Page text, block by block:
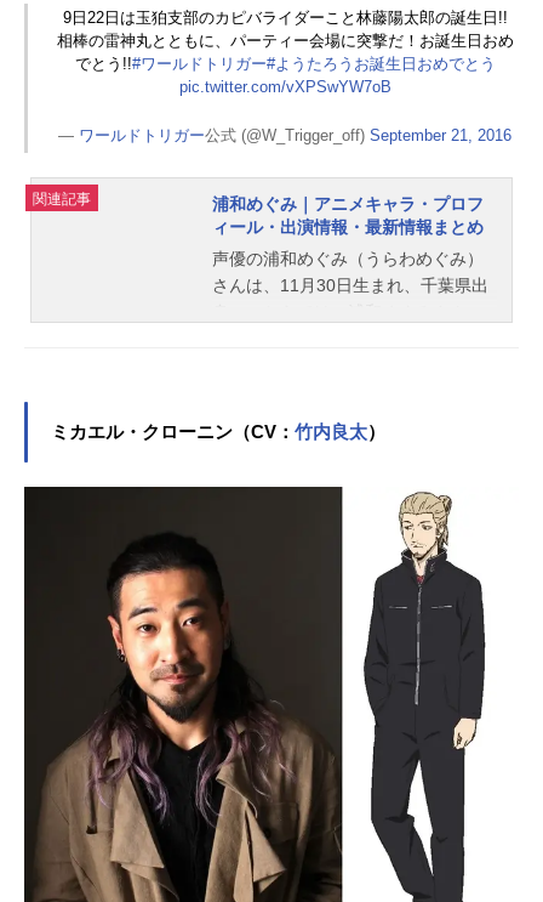
9日22日は玉狛支部のカピバライダーこと林藤陽太郎の誕生日!!
相棒の雷神丸とともに、パーティー会場に突撃だ！お誕生日おめ
でとう!!#ワールドトリガー#ようたろうお誕生日おめでとう
pic.twitter.com/vXPSwYW7oB
— ワールドトリガー公式 (@W_Trigger_off)September 21, 2016
関連記事
浦和めぐみ｜アニメキャラ・プロフ
ィール・出演情報・最新情報まとめ
声優の浦和めぐみ（うらわめぐみ）
さんは、11月30日生まれ、千葉県出
ミカエル・クローニン（CV： 竹内良太）